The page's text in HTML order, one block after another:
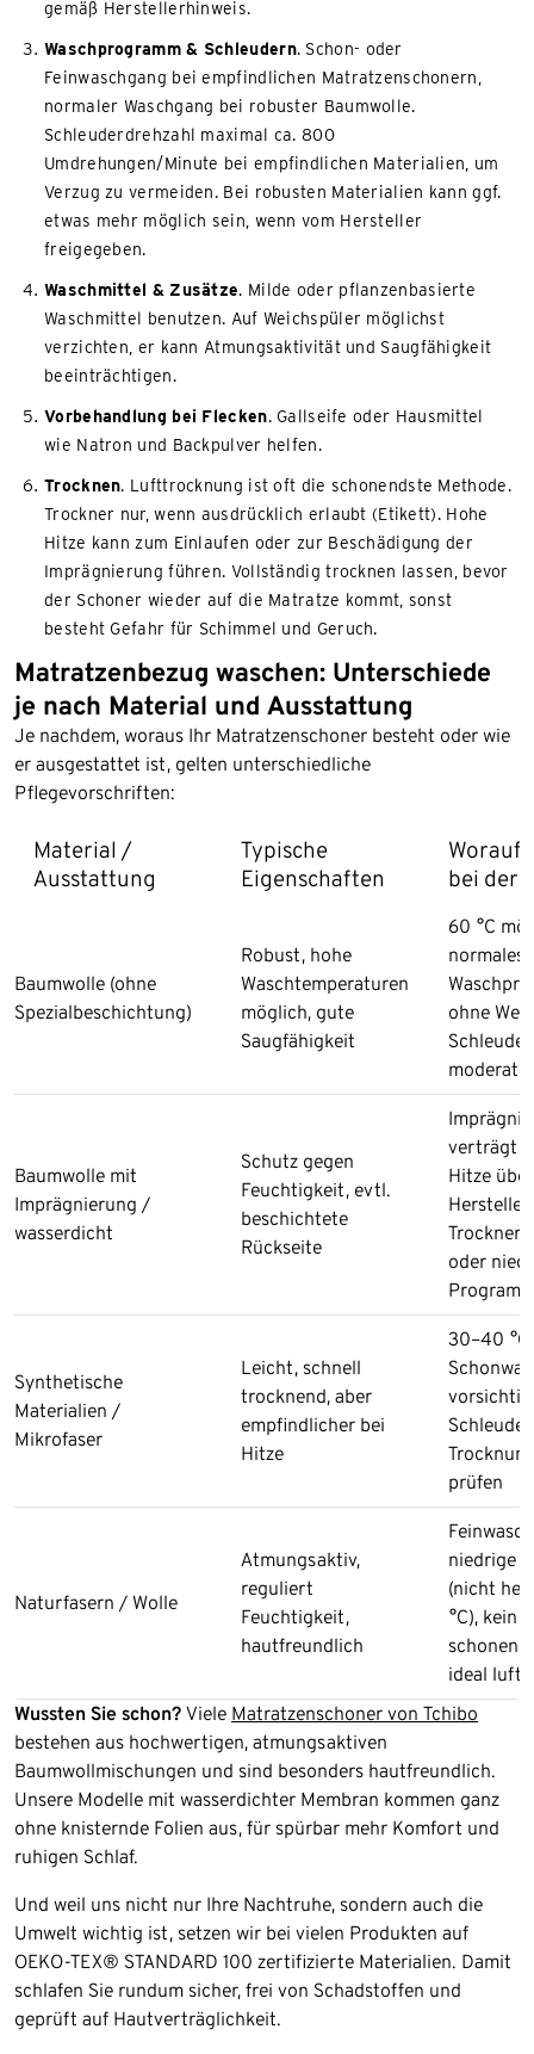
gemäß Herstellerhinweis.
Waschprogramm & Schleudern. Schon- oder
Feinwaschgang bei empfindlichen Matratzenschonern,
normaler Waschgang bei robuster Baumwolle.
Schleuderdrehzahl maximal ca. 800
Umdrehungen/Minute bei empfindlichen Materialien, um
Verzug zu vermeiden. Bei robusten Materialien kann ggf.
etwas mehr möglich sein, wenn vom Hersteller
freigegeben.
Waschmittel & Zusätze. Milde oder pflanzenbasierte
Waschmittel benutzen. Auf Weichspüler möglichst
verzichten, er kann Atmungsaktivität und Saugfähigkeit
beeinträchtigen.
Vorbehandlung bei Flecken. Gallseife oder Hausmittel
wie Natron und Backpulver helfen.
Trocknen. Lufttrocknung ist oft die schonendste Methode.
Trockner nur, wenn ausdrücklich erlaubt (Etikett). Hohe
Hitze kann zum Einlaufen oder zur Beschädigung der
Imprägnierung führen. Vollständig trocknen lassen, bevor
der Schoner wieder auf die Matratze kommt, sonst
besteht Gefahr für Schimmel und Geruch.
Matratzenbezug waschen: Unterschiede
je nach Material und Ausstattung
Je nachdem, woraus Ihr Matratzenschoner besteht oder wie
er ausgestattet ist, gelten unterschiedliche
Pflegevorschriften:
Material /
Ausstattung
Typische
Eigenschaften
Worauf
bei der
Baumwolle (ohne
Spezialbeschichtung)
Robust, hohe
Waschtemperaturen
möglich, gute
Saugfähigkeit
60 °C
normales
ohne
moderat,
Baumwolle mit
Imprägnierung /
wasserdicht
Schutz gegen
Feuchtigkeit, evtl.
beschichtete
Rückseite
verträgt
Hitze über
Trockner
oder
Synthetische
Materialien /
Mikrofaser
Leicht, schnell
trocknend, aber
empfindlicher bei
Hitze
30–40 °C,
prüfen
Naturfasern / Wolle
Atmungsaktiv,
reguliert
Feuchtigkeit,
hautfreundlich
niedrige
(nicht
°C), kein
ideal
Wussten Sie schon? Viele Matratzenschoner von Tchibo
bestehen aus hochwertigen, atmungsaktiven
Baumwollmischungen und sind besonders hautfreundlich.
Unsere Modelle mit wasserdichter Membran kommen ganz
ohne knisternde Folien aus, für spürbar mehr Komfort und
ruhigen Schlaf.
Und weil uns nicht nur Ihre Nachtruhe, sondern auch die
Umwelt wichtig ist, setzen wir bei vielen Produkten auf
OEKO-TEX® STANDARD 100 zertifizierte Materialien. Damit
schlafen Sie rundum sicher, frei von Schadstoffen und
geprüft auf Hautverträglichkeit.